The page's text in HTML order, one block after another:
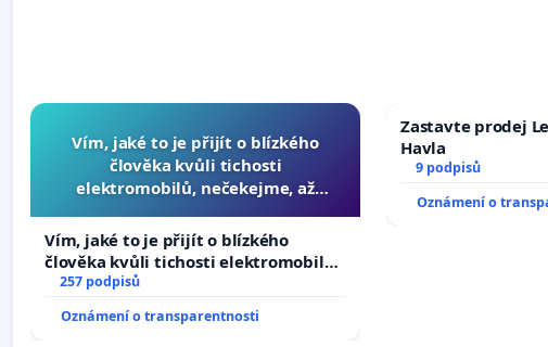
Vím, jaké to je přijít o blízkého
člověka kvůli tichosti
elektromobilů, nečekejme, až
auta!
Vím, jaké to je přijít o blízkého
člověka kvůli tichosti elektromobilů,
nečekejme, až přibydou další,
257 podpisů
Oznámení o transparentnosti
Zastavte prodej
Havla
9 podpisů
Oznámení o